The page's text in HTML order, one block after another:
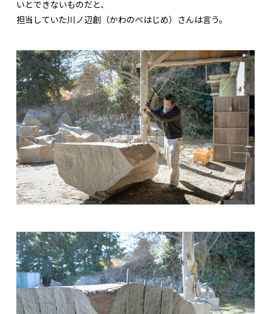
いとできないものだと、
担当していた川ノ辺創（かわのべはじめ）さんは言う。